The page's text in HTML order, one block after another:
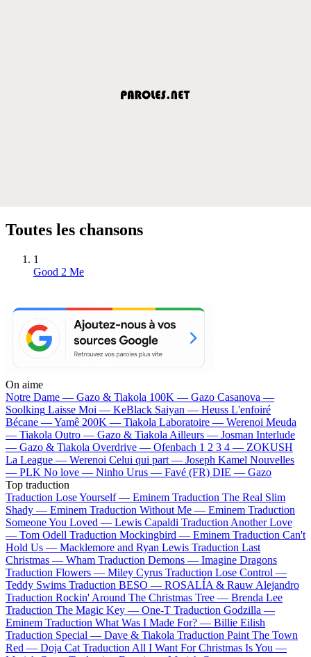
Toutes les chansons
1
Good 2 Me
On aime
Notre Dame — Gazo & Tiakola 100K — Gazo Casanova —
Soolking Laisse Moi — KeBlack Saiyan — Heuss L'enfoiré
Bécane —Yamê 200K — Tiakola Laboratoire — Werenoi Meuda
— Tiakola Outro — Gazo & Tiakola Ailleurs — Josman Interlude
— Gazo & Tiakola Overdrive — Ofenbach 1 2 3 4 — ZOKUSH
La League — Werenoi Celui qui part — Joseph Kamel Nouvelles
— PLK No love — Ninho Urus — Favé (FR) DIE — Gazo
Top traduction
Traduction Lose Yourself — Eminem Traduction The Real Slim
Shady — Eminem Traduction Without Me — Eminem Traduction
Someone You Loved — Lewis Capaldi Traduction Another Love
— Tom Odell Traduction Mockingbird — Eminem Traduction Can't
Hold Us — Macklemore and Ryan Lewis Traduction Last
Christmas — Wham Traduction Demons — Imagine Dragons
Traduction Flowers — Miley Cyrus Traduction Lose Control —
Teddy Swims Traduction BESO — ROSALÍA & Rauw Alejandro
Traduction Rockin' Around The Christmas Tree — Brenda Lee
Traduction The Magic Key — One-T Traduction Godzilla —
Eminem Traduction What Was I Made For? — Billie Eilish
Traduction Special — Dave & Tiakola Traduction Paint The Town
Red — Doja Cat Traduction All I Want For Christmas Is You —